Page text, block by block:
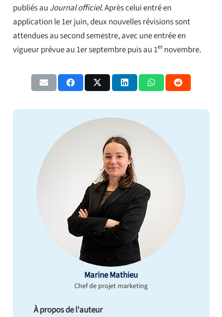
publiés au Journal officiel. Après celui entré en
application le 1er juin, deux nouvelles révisions sont
attendues au second semestre, avec une entrée en
vigueur prévue au 1er septembre puis au 1ernovembre.
Marine Mathieu
Chef de projet marketing
À propos de l'auteur